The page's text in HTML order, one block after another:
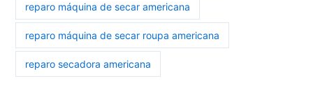
reparo máquina de secar americana
reparo máquina de secar roupa americana
reparo secadora americana